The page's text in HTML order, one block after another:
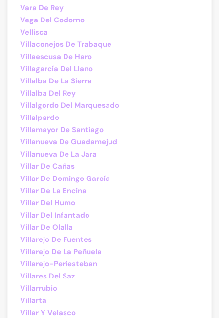
Vara De Rey
Vega Del Codorno
Vellisca
Villaconejos De Trabaque
Villaescusa De Haro
Villagarcía Del Llano
Villalba De La Sierra
Villalba Del Rey
Villalgordo Del Marquesado
Villalpardo
Villamayor De Santiago
Villanueva De Guadamejud
Villanueva De La Jara
Villar De Cañas
Villar De Domingo García
Villar De La Encina
Villar Del Humo
Villar Del Infantado
Villar De Olalla
Villarejo De Fuentes
Villarejo De La Peñuela
Villarejo-Periesteban
Villares Del Saz
Villarrubio
Villarta
Villar Y Velasco